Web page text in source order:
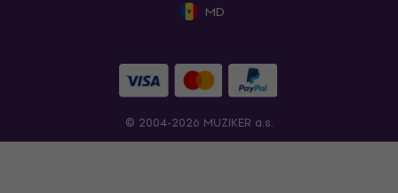
MD
© 2004-2026 MUZIKER a.s.